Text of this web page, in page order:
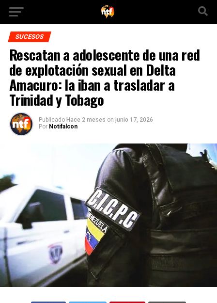
SUCESOS
Rescatan a adolescente de una red
de explotación sexual en Delta
Amacuro: la iban a trasladar a
Trinidad y Tobago
Publicado Hace 2 meses on junio 17, 2026
Por Notifalcon